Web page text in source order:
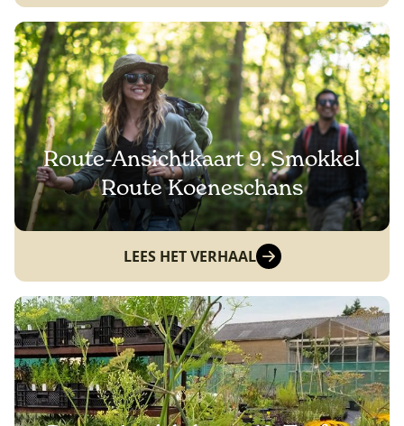
Route-Ansichtkaart 9. Smokkel
Route Koeneschans
LEES HET VERHAAL